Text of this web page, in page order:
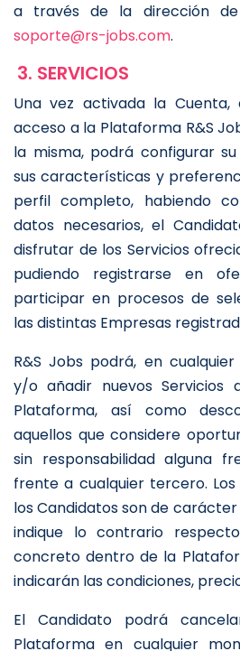
a través de la dirección
soporte@rs-jobs.com.
3. SERVICIOS
Una vez activada la
acceso a la Plataforma R&S
la misma, podrá configurar
sus características y
perfil completo, habiendo
datos necesarios, el
disfrutar de los Servicios
pudiendo registrarse en
participar en procesos de
las distintas Empresas
R&S Jobs podrá, en
y/o añadir nuevos Servicios
Plataforma, así como
aquellos que considere
sin responsabilidad alguna
frente a cualquier tercero.
los Candidatos son de
indique lo contrario
concreto dentro de la
indicarán las condiciones,
El Candidato podrá
Plataforma en cualquier